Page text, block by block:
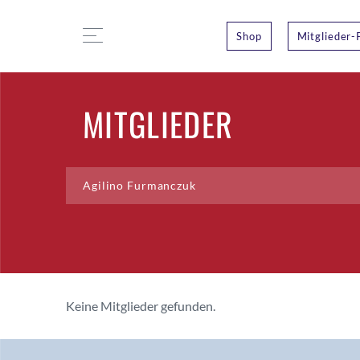
Shop Mitglieder-
MITGLIEDER
Keine Mitglieder gefunden.